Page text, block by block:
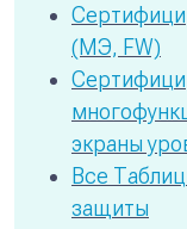
(МЭ, FW)
экраны
Все
защиты